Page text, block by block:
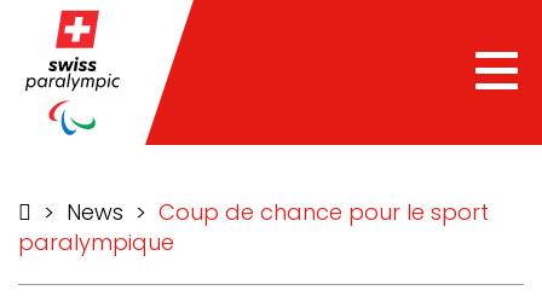
> News > Coup de chance pour le sport
paralympique